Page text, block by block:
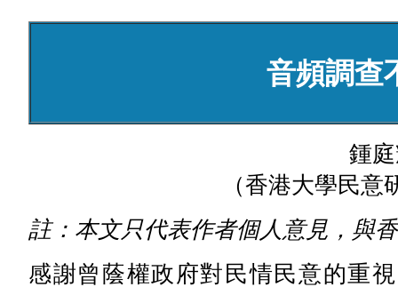
音頻調查
鍾
（香港大學民意
註：本文只代表作者個人意見，與
感謝曾蔭權政府對民情民意的重